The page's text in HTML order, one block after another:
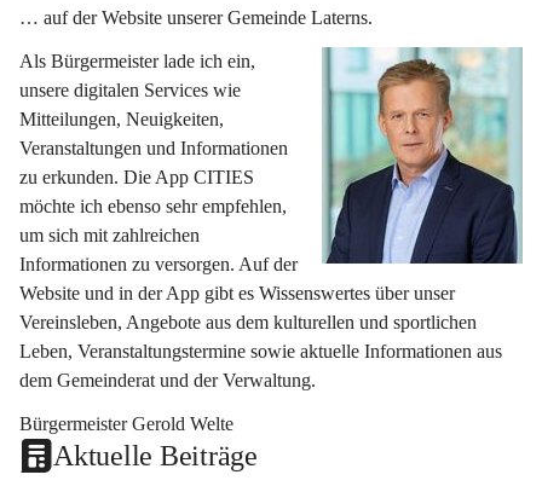
… auf der Website unserer Gemeinde Laterns.
Als Bürgermeister lade ich ein,
unsere digitalen Services wie
Mitteilungen, Neuigkeiten,
Veranstaltungen und Informationen
zu erkunden. Die App CITIES
möchte ich ebenso sehr empfehlen,
um sich mit zahlreichen
Informationen zu versorgen. Auf der
Website und in der App gibt es Wissenswertes über unser
Vereinsleben, Angebote aus dem kulturellen und sportlichen
Leben, Veranstaltungstermine sowie aktuelle Informationen aus
dem Gemeinderat und der Verwaltung.
Bürgermeister Gerold Welte
Aktuelle Beiträge